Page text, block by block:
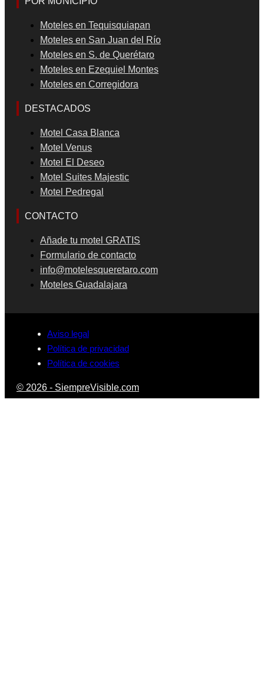
Moteles en Tequisquiapan
Moteles en San Juan del Río
Moteles en S. de Querétaro
Moteles en Ezequiel Montes
Moteles en Corregidora
DESTACADOS
Motel Casa Blanca
Motel Venus
Motel El Deseo
Motel Suites Majestic
Motel Pedregal
CONTACTO
Añade tu motel GRATIS
Formulario de contacto
info@motelesqueretaro.com
Moteles Guadalajara
Aviso legal
Política de privacidad
Política de cookies
© 2026 - SiempreVisible.com